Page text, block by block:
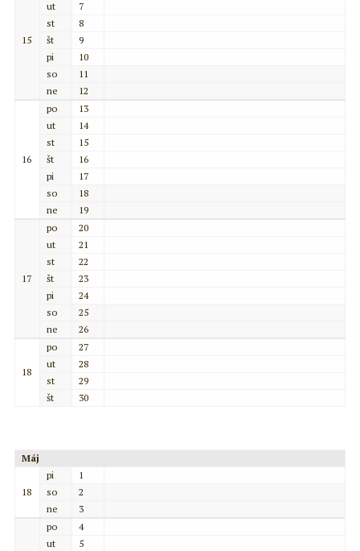
15
ut
7
st
8
št
9
pi
10
so
11
ne
12
16
po
13
ut
14
st
15
št
16
pi
17
so
18
ne
19
17
po
20
ut
21
st
22
št
23
pi
24
so
25
ne
26
18
po
27
ut
28
st
29
št
30
Máj
18
pi
1
so
2
ne
3
po
4
ut
5